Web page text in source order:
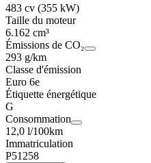
483 cv (355 kW)
Taille du moteur
6.162 cm³
Émissions de CO₂
293 g/km
Classe d'émission
Euro 6e
Étiquette énergétique
G
Consommation
12,0 l/100km
Immatriculation
P51258